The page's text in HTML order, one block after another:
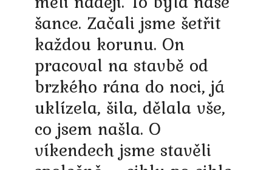
šance. Začali jsme šetřit
každou korunu. On
pracoval na stavbě od
brzkého rána do noci, já
uklízela, šila, dělala vše,
co jsem našla. O
víkendech jsme stavěli